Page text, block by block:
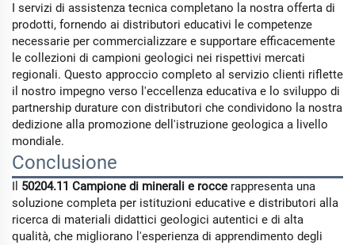
I servizi di assistenza tecnica completano la nostra offerta di
prodotti, fornendo ai distributori educativi le competenze
necessarie per commercializzare e supportare efficacemente
le collezioni di campioni geologici nei rispettivi mercati
regionali. Questo approccio completo al servizio clienti riflette
il nostro impegno verso l'eccellenza educativa e lo sviluppo di
partnership durature con distributori che condividono la nostra
dedizione alla promozione dell'istruzione geologica a livello
mondiale.
Conclusione
Il 50204.11 Campione di minerali e rocce rappresenta una
soluzione completa per istituzioni educative e distributori alla
ricerca di materiali didattici geologici autentici e di alta
qualità, che migliorano l'esperienza di apprendimento degli